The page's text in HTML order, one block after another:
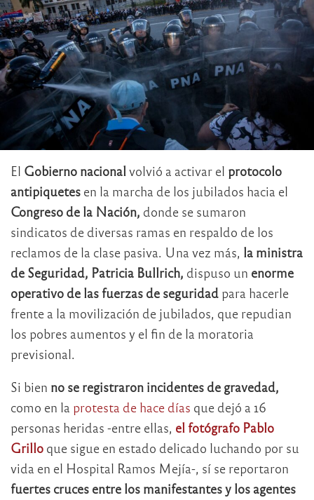
El Gobierno nacional volvió a activar el protocolo
antipiquetes en la marcha de los jubilados hacia el
Congreso de la Nación, donde se sumaron
sindicatos de diversas ramas en respaldo de los
reclamos de la clase pasiva. Una vez más, la ministra
de Seguridad, Patricia Bullrich, dispuso un enorme
operativo de las fuerzas de seguridad para hacerle
frente a la movilización de jubilados, que repudian
los pobres aumentos y el fin de la moratoria
previsional.
Si bien no se registraron incidentes de gravedad,
como en la protesta de hace días que dejó a 16
personas heridas -entre ellas, el fotógrafo Pablo
Grillo que sigue en estado delicado luchando por su
vida en el Hospital Ramos Mejía-, sí se reportaron
fuertes cruces entre los manifestantes y los agentes